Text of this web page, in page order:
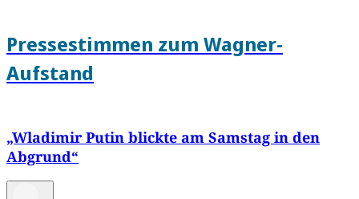
Pressestimmen zum Wagner-
Aufstand
„Wladimir Putin blickte am Samstag in den
Abgrund“